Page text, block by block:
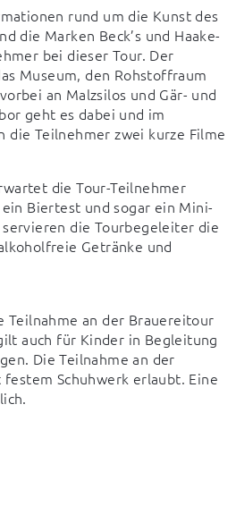
rund um die Kunst des
die Marken Beck’s und Haake-
bei dieser Tour. Der
Museum, den Rohstoffraum
an Malzsilos und Gär- und
geht es dabei und im
die Teilnehmer zwei kurze Filme
die Tour-Teilnehmer
Biertest und sogar ein Mini-
die Tourbegeleiter die
Getränke und
Teilnahme an der Brauereitour
auch für Kinder in Begleitung
Die Teilnahme an der
Schuhwerk erlaubt. Eine